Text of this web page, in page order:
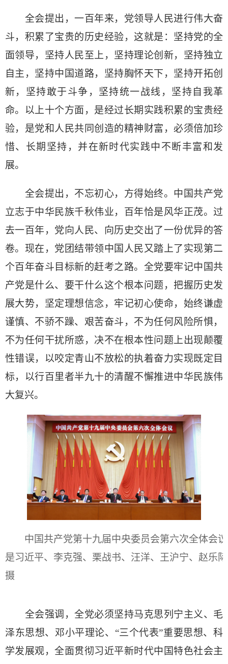
全会提出，一百年来，党领导人民进行伟大奋
斗，积累了宝贵的历史经验，这就是：坚持党的全
面领导，坚持人民至上，坚持理论创新，坚持独立
自主，坚持中国道路，坚持胸怀天下，坚持开拓创
新，坚持敢于斗争，坚持统一战线，坚持自我革
命。以上十个方面，是经过长期实践积累的宝贵经
验，是党和人民共同创造的精神财富，必须倍加珍
惜、长期坚持，并在新时代实践中不断丰富和发
展。
全会提出，不忘初心，方得始终。中国共产党
立志于中华民族千秋伟业，百年恰是风华正茂。过
去一百年，党向人民、向历史交出了一份优异的答
卷。现在，党团结带领中国人民又踏上了实现第二
个百年奋斗目标新的赶考之路。全党要牢记中国共
产党是什么、要干什么这个根本问题，把握历史发
展大势，坚定理想信念，牢记初心使命，始终谦虚
谨慎、不骄不躁、艰苦奋斗，不为任何风险所惧，
不为任何干扰所惑，决不在根本性问题上出现颠覆
性错误，以咬定青山不放松的执着奋力实现既定目
标，以行百里者半九十的清醒不懈推进中华民族伟
大复兴。
中国共产党第十九届中央委员会第六次全体会议
是习近平、李克强、栗战书、汪洋、王沪宁、赵乐
摄
全会强调，全党必须坚持马克思列宁主义、毛
泽东思想、邓小平理论、“三个代表”重要思想、科
学发展观，全面贯彻习近平新时代中国特色社会主